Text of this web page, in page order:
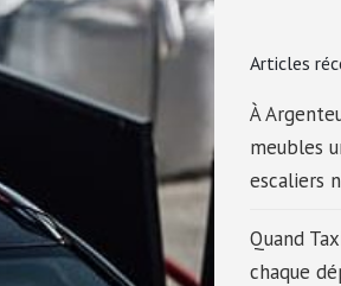
Articles
À
meubles
escaliers
Quand
chaque